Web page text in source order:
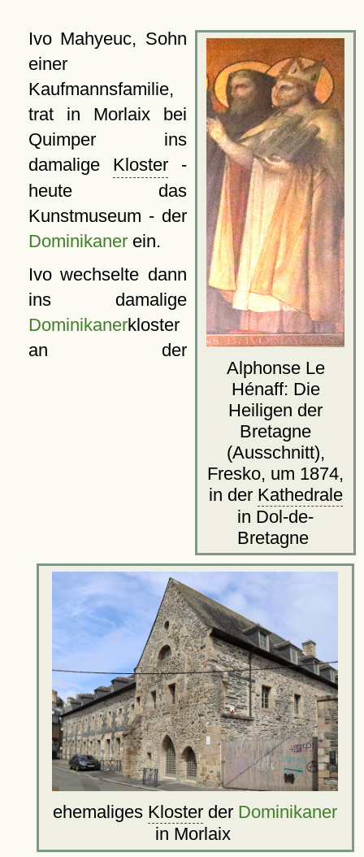
Alphonse Le
Hénaff: Die
Heiligen der
Bretagne
(Ausschnitt),
Fresko, um 1874,
in der Kathedrale
in Dol-de-
Bretagne
Ivo Mahyeuc, Sohn
einer
Kaufmannsfamilie,
trat in Morlaix bei
Quimper ins
damalige Kloster-
heute das
Kunstmuseum - der
Dominikanerein.
ehemaliges Kloster der Dominikaner
in Morlaix
Ivo wechselte dann
ins damalige
Dominikanerkloster
an der